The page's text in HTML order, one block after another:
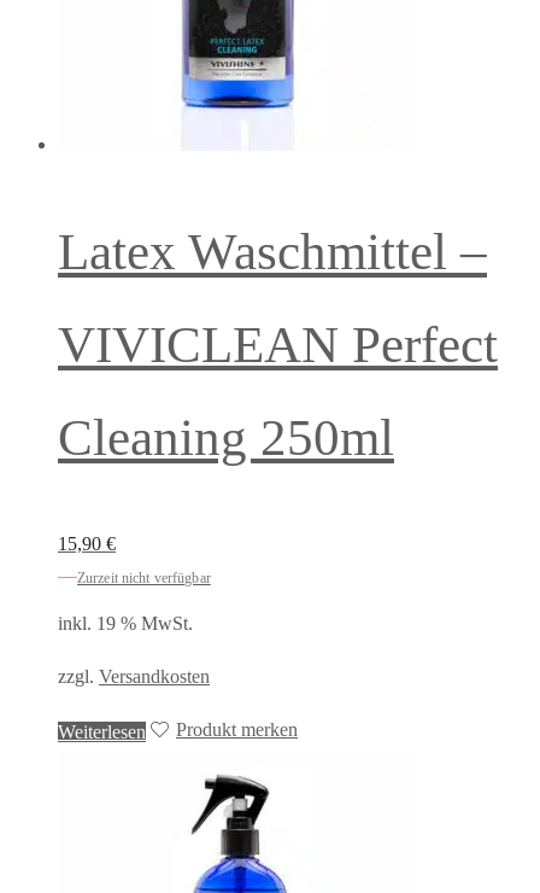
Latex Waschmittel –
VIVICLEAN Perfect
Cleaning 250ml
15,90 €
Zurzeit nicht verfügbar
inkl. 19 % MwSt.
zzgl. Versandkosten
Weiterlesen Produkt merken